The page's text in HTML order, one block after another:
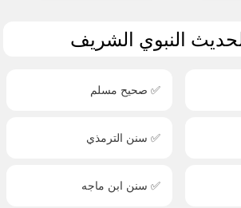
النبوي الشريف
✅ صحيح مسلم
✅ سنن الترمذي
✅ سنن ابن ماجه